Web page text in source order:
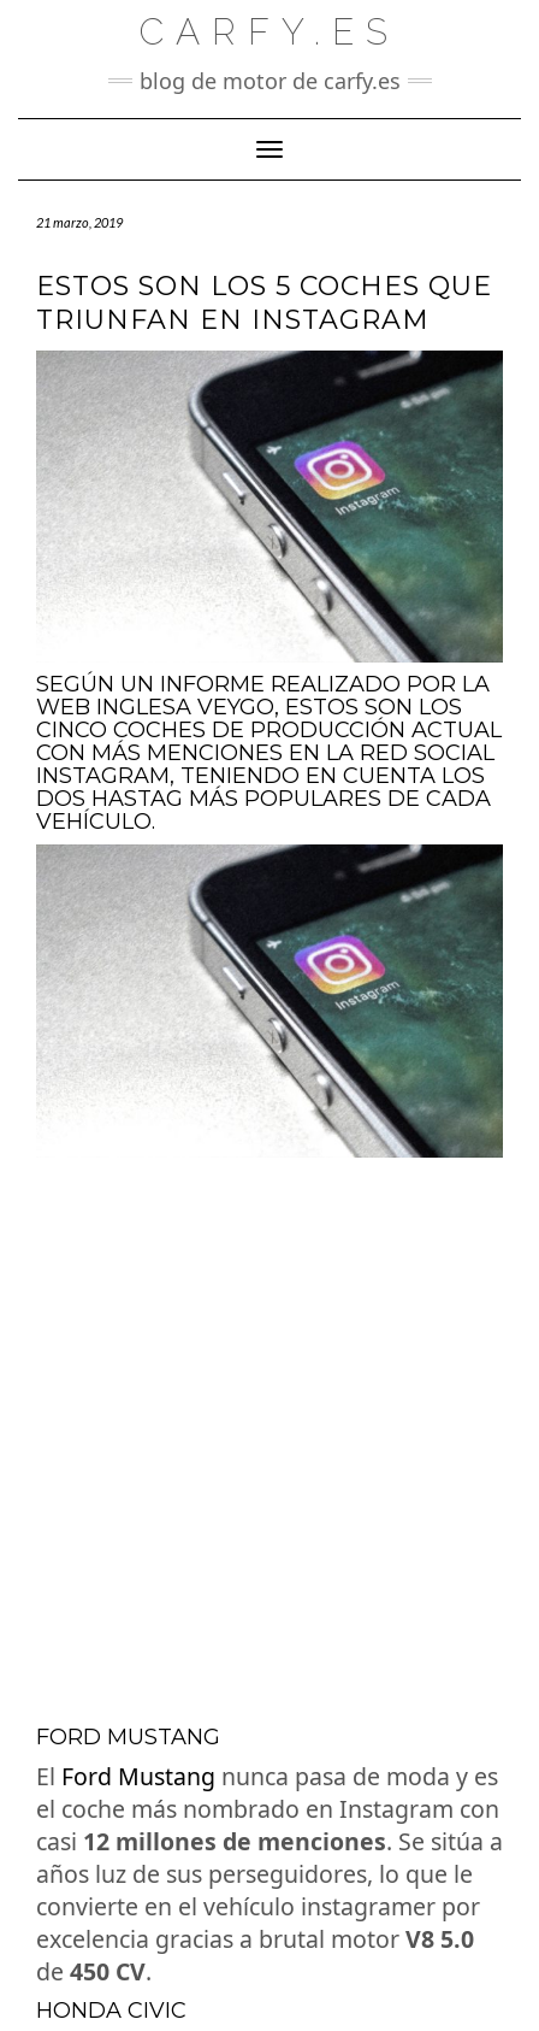
CARFY.ES
blog de motor de carfy.es
Cambiar modo de navegación
21 marzo, 2019
ESTOS SON LOS 5 COCHES QUE
TRIUNFAN EN INSTAGRAM
SEGÚN UN INFORME REALIZADO POR LA
WEB INGLESA VEYGO, ESTOS SON LOS
CINCO COCHES DE PRODUCCIÓN ACTUAL
CON MÁS MENCIONES EN LA RED SOCIAL
INSTAGRAM, TENIENDO EN CUENTA LOS
DOS HASTAG MÁS POPULARES DE CADA
VEHÍCULO.
FORD MUSTANG
El Ford Mustang nunca pasa de moda y es
el coche más nombrado en Instagram con
casi 12 millones de menciones. Se sitúa a
años luz de sus perseguidores, lo que le
convierte en el vehículo instagramer por
excelencia gracias a brutal motorV8 5.0
de 450 CV.
HONDA CIVIC